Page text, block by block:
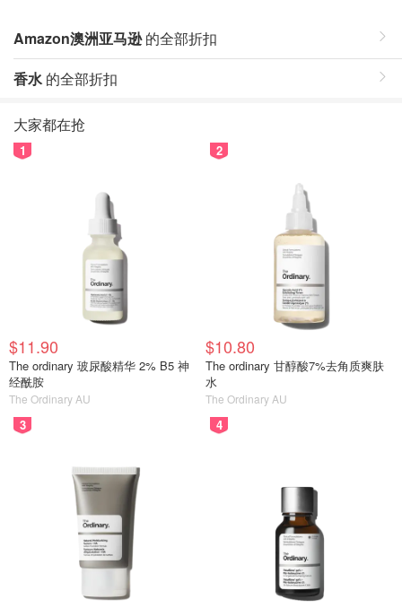
Amazon澳洲亚马逊的全部折扣
香水 的全部折扣
大家都在抢
1
$11.90
The ordinary 玻尿酸精华 2% B5 神
经酰胺
The Ordinary AU
2
$10.80
The ordinary 甘醇酸7%去角质爽肤
水
The Ordinary AU
3 4